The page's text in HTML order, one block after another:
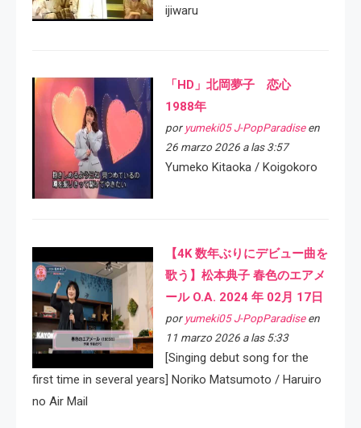
ijiwaru
「HD」北岡夢子 恋心
1988年
por yumeki05 J-PopParadiseen
26 marzo 2026 a las 3:57
Yumeko Kitaoka / Koigokoro
【4K 数年ぶりにデビュー曲を
歌う】松本典子 春色のエアメ
ール O.A. 2024 年 02月 17日
por yumeki05 J-PopParadiseen
11 marzo 2026 a las 5:33
[Singing debut song for the
first time in several years] Noriko Matsumoto / Haruiro
no Air Mail